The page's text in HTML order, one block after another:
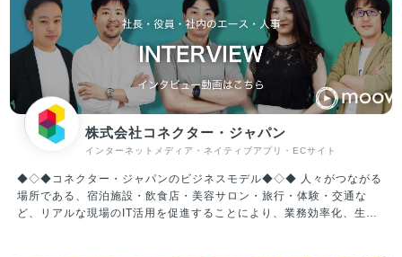
誰もが使う「国民的サービス」を目指し、エンターテイメント産業を
リードする企業の一つであり続けます。 ※WEBTOON Worldwide
Serviceについて 全世界に向け10カ国語でサービス展開する、電子コ
ミックを中心としたプラットフォームの連合体。代表的なプラットフ
ォームは「LINEマンガ」（日本/LINE Digital Frontier株式会社）、
「WEBTOON」（北中南米･欧州/WEBTOON Entertainment Inc.）、
「NAVER WEBTOON」（韓国/NAVER WEBTOON Ltd.）、「LINE
WEBTOON」（東南アジア）など。各プラットフォームを合算した月
間利用者数（MAU）は8,200万、累計ダウンロード数は2億超、ひと
ります。
株式会社コネクター・ジャパン
インターネットメディア・ネイティブアプリ・ECサイト
◆◇◆コネクター・ジャパンのビジネスモデル◆◇◆ 人々がつながる
場所である、宿泊施設・飲食店・美容サロン・旅行・体験・交通な
ど、リアルな現場のIT活用を促進することにより、業務効率化、生産